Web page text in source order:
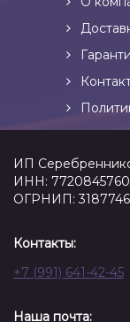
ИП
ИНН:
ОГРНИП:
Контакты:
+7 (991) 641-42-45
Наша почта: